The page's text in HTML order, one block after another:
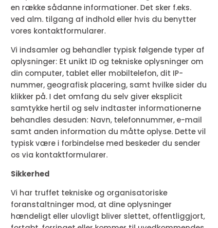
en række sådanne informationer. Det sker f.eks.
ved alm. tilgang af indhold eller hvis du benytter
vores kontaktformularer.
Vi indsamler og behandler typisk følgende typer af
oplysninger: Et unikt ID og tekniske oplysninger om
din computer, tablet eller mobiltelefon, dit IP-
nummer, geografisk placering, samt hvilke sider du
klikker på. I det omfang du selv giver eksplicit
samtykke hertil og selv indtaster informationerne
behandles desuden: Navn, telefonnummer, e-mail
samt anden information du måtte oplyse. Dette vil
typisk være i forbindelse med beskeder du sender
os via kontaktformularer.
Sikkerhed
Vi har truffet tekniske og organisatoriske
foranstaltninger mod, at dine oplysninger
hændeligt eller ulovligt bliver slettet, offentliggjort,